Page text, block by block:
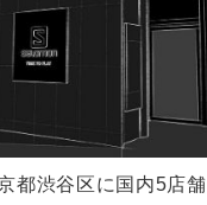
都渋谷区に国内5店